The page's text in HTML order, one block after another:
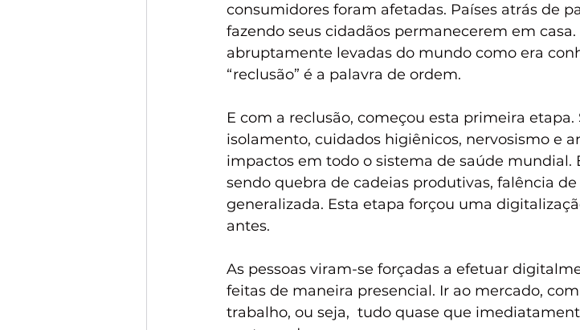
consumidores foram afetadas. Países atrás de
fazendo seus cidadãos permanecerem em
abruptamente levadas do mundo como era
“reclusão” é a palavra de ordem.
E com a reclusão, começou esta primeira etapa.
isolamento, cuidados higiênicos, nervosismo e
impactos em todo o sistema de saúde mundial.
sendo quebra de cadeias produtivas, falência
generalizada. Esta etapa forçou uma
antes.
As pessoas viram-se forçadas a efetuar
feitas de maneira presencial. Ir ao mercado,
trabalho, ou seja,  tudo quase que